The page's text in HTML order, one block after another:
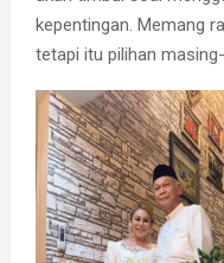
kepentingan. Memang
tetapi itu pilihan